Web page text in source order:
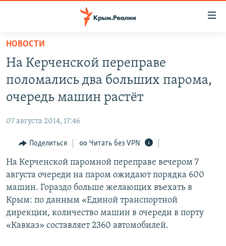
Вернуться
основному
содержанию
главной
навигации
Вернутся
поиску
СПЕЦПРОЕКТЫ
11 ЛЕТ ОККУПАЦИИ КРЫМА. 11 ИСТОРИЙ СОПРОТИВЛЕНИЯ
ЕЩЕ
ИНТЕРАКТИВ
ИНФОГРАФИКА
ТЕЛЕПРОЕКТ КРЫМ.РЕАЛИИ
СОВЕТЫ ПРАВОЗАЩИТНИКОВ
ПРОПАВШИЕ БЕЗ ВЕСТИ
РАДІО СВОБОДА
КАК ОБОЙТИ БЛОКИРОВКУ
Українською
Qırımtatar
НОВОСТИ
На Керченской переправе
поломались два больших парома,
очередь машин растёт
07 августа 2014, 17:46
Поделиться Читать без VPN
На Керченской паромной переправе вечером 7
августа очереди на паром ожидают порядка 600
машин. Гораздо больше желающих въехать в
Крым: по данным «Единой транспортной
дирекции, количество машин в очереди в порту
«Кавказ» составляет 2360 автомобилей.